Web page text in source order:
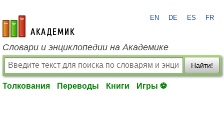
academic.ru
EN DE ES FR
Словари и энциклопедии на Академике
Найти!
Толкования Переводы Книги Игры ⚽